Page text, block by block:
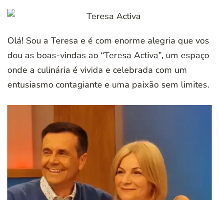
Olá! Sou a Teresa e é com enorme alegria que vos
dou as boas-vindas ao “Teresa Activa”, um espaço
onde a culinária é vivida e celebrada com um
entusiasmo contagiante e uma paixão sem limites.